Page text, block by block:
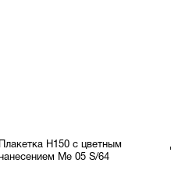
Плакетка H150 с цветным
Me 05 S/64